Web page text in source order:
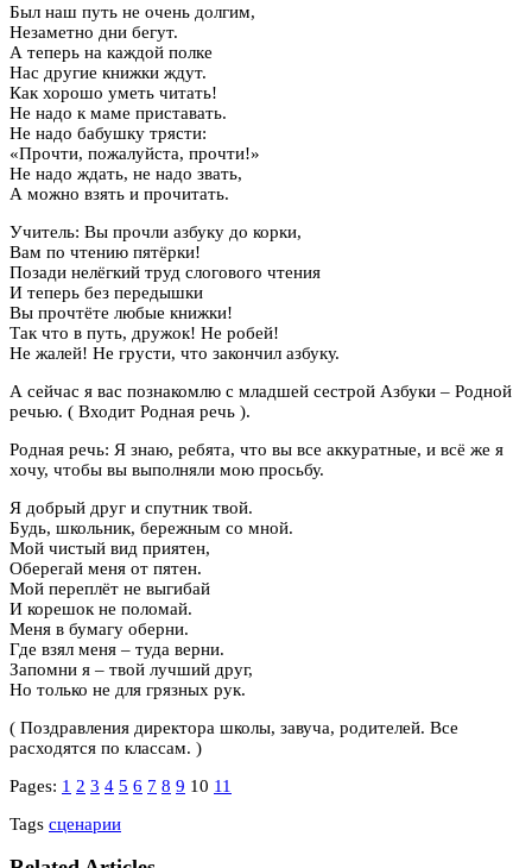
Был наш путь не очень долгим,
Незаметно дни бегут.
А теперь на каждой полке
Нас другие книжки ждут.
Как хорошо уметь читать!
Не надо к маме приставать.
Не надо бабушку трясти:
«Прочти, пожалуйста, прочти!»
Не надо ждать, не надо звать,
А можно взять и прочитать.
Учитель: Вы прочли азбуку до корки,
Вам по чтению пятёрки!
Позади нелёгкий труд слогового чтения
И теперь без передышки
Вы прочтёте любые книжки!
Так что в путь, дружок! Не робей!
Не жалей! Не грусти, что закончил азбуку.
А сейчас я вас познакомлю с младшей сестрой Азбуки – Родной
речью. ( Входит Родная речь ).
Родная речь: Я знаю, ребята, что вы все аккуратные, и всё же я
хочу, чтобы вы выполняли мою просьбу.
Я добрый друг и спутник твой.
Будь, школьник, бережным со мной.
Мой чистый вид приятен,
Оберегай меня от пятен.
Мой переплёт не выгибай
И корешок не поломай.
Меня в бумагу оберни.
Где взял меня – туда верни.
Запомни я – твой лучший друг,
Но только не для грязных рук.
( Поздравления директора школы, завуча, родителей. Все
расходятся по классам. )
Pages: 1 2 3 4 5 6 7 8 9 10 11
Tags сценарии